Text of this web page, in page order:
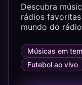
Descubra
rádios
mundo do
Músicas em
Futebol ao vivo